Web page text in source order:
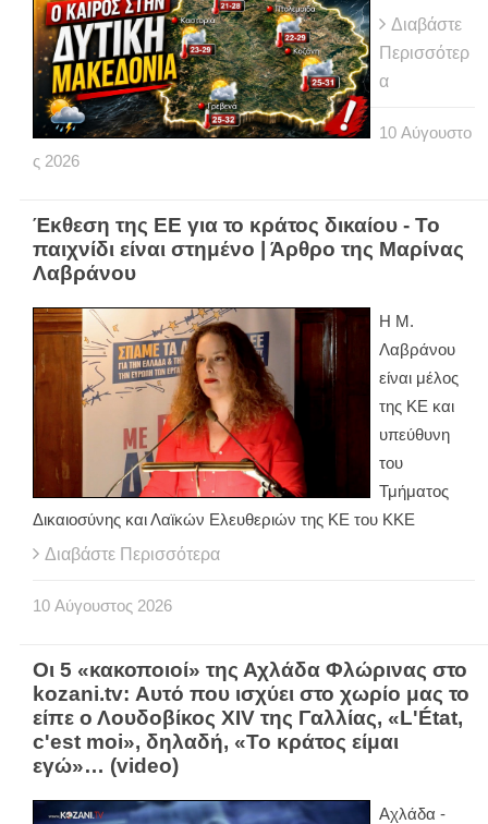
Διαβάστε
Περισσότερ
α
10 Αύγουστο
ς 2026
Έκθεση της ΕΕ για το κράτος δικαίου - Το
παιχνίδι είναι στημένο | Άρθρο της Μαρίνας
Λαβράνου
Η Μ.
Λαβράνου
είναι μέλος
της ΚΕ και
υπεύθυνη
του
Τμήματος
Δικαιοσύνης και Λαϊκών Ελευθεριών της ΚΕ του ΚΚΕ
Διαβάστε Περισσότερα
10 Αύγουστος 2026
Οι 5 «κακοποιοί» της Αχλάδα Φλώρινας στο
kozani.tv: Αυτό που ισχύει στο χωρίο μας το
είπε ο Λουδοβίκος XIV της Γαλλίας, «L'État,
c'est moi», δηλαδή, «Το κράτος είμαι
εγώ»… (video)
Αχλάδα -